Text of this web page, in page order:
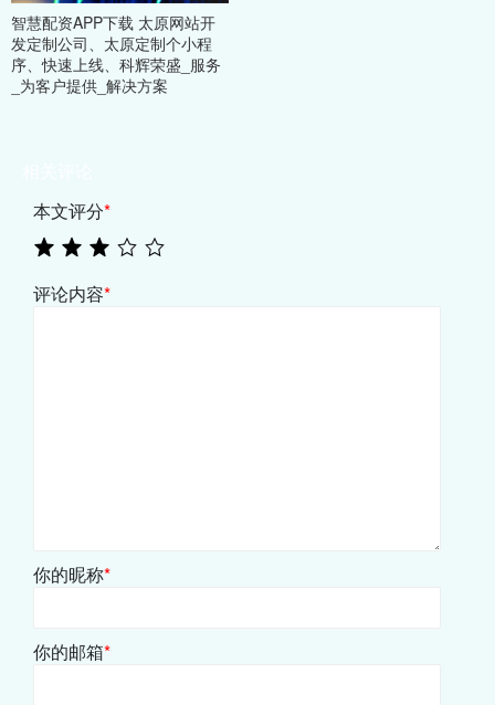
智慧配资APP下载 太原网站开
发定制公司、太原定制个小程
序、快速上线、科辉荣盛_服务
_为客户提供_解决方案
本文评分*
评论内容*
你的昵称*
你的邮箱*